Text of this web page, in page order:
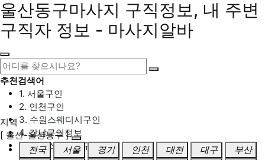
울산동구마사지 구직정보, 내 주변
구직자 정보 - 마사지알바
추천검색어
1. 서울구인
2. 인천구인
3. 수원스웨디시구인
4. 강남구인정보
5. 동탄스웨디시구인
지역
[ 울산-울산동구 ]
전국
서울 경기 인천 대전 대구
부산